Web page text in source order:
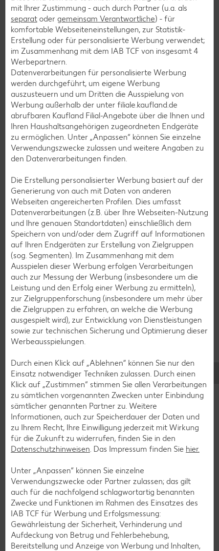
Fleisch-Rezepte
Fisch-Rezepte
Geflügel-Rezepte
Lamm-Rezepte
Grill-Rezepte
Muffin-Rezepte
Apfelkuchen-Rezepte
Schokokuchen-Rezepte
Torten-Rezepte
Eis-Rezepte
Pfannkuchen-Rezepte
Plätzchen-Rezepte
Smoothie-Rezepte
Bowle-Rezepte
Cocktail-Rezepte
Avocado-Rezepte
Erdbeer-Rezepte
Blaubeer-Rezepte
Bananen-Rezepte
Zurück zu allen Rezepten
mit Ihrer Zustimmung - auch durch Partner (u.a. als
separat oder gemeinsam Verantwortliche) - für
komfortable Webseiteneinstellungen, zur Statistik-
Erstellung oder für personalisierte Werbung verwendet;
im Zusammenhang mit dem IAB TCF von insgesamt 4
Werbepartnern.
Datenverarbeitungen für personalisierte Werbung
werden durchgeführt, um eigene Werbung
auszusteuern und um Dritten die Ausspielung von
Werbung außerhalb der unter filiale.kaufland.de
abrufbaren Kaufland Filial-Angebote über die Ihnen und
Ihren Haushaltsangehörigen zugeordneten Endgeräte
zu ermöglichen. Unter „Anpassen“ können Sie einzelne
Verwendungszwecke zulassen und weitere Angaben zu
den Datenverarbeitungen finden.
Die Erstellung personalisierter Werbung basiert auf der
Generierung von auch mit Daten von anderen
Webseiten angereicherten Profilen. Dies umfasst
Datenverarbeitungen (z.B. über Ihre Webseiten-Nutzung
und Ihre genauen Standortdaten) einschließlich dem
Speichern von und/oder dem Zugriff auf Informationen
auf Ihren Endgeräten zur Erstellung von Zielgruppen
(sog. Segmenten). Im Zusammenhang mit dem
Ausspielen dieser Werbung erfolgen Verarbeitungen
auch zur Messung der Werbung (insbesondere um die
Leistung und den Erfolg einer Werbung zu ermitteln),
zur Zielgruppenforschung (insbesondere um mehr über
die Zielgruppen zu erfahren, an welche die Werbung
ausgespielt wird), zur Entwicklung von Dienstleistungen
sowie zur technischen Sicherung und Optimierung dieser
Werbeausspielungen.
Durch einen Klick auf „Ablehnen“ können Sie nur den
Einsatz notwendiger Techniken zulassen. Durch einen
Klick auf „Zustimmen“ stimmen Sie allen Verarbeitungen
zu sämtlichen vorgenannten Zwecken unter Einbindung
sämtlicher genannten Partner zu. Weitere
Informationen, auch zur Speicherdauer der Daten und
zu Ihrem Recht, Ihre Einwilligung jederzeit mit Wirkung
für die Zukunft zu widerrufen, finden Sie in den
Datenschutzhinweisen . Das Impressum finden Sie hier.
Unter „Anpassen“ können Sie einzelne
Verwendungszwecke oder Partner zulassen; das gilt
auch für die nachfolgend schlagwortartig benannten
Zwecke und Funktionen im Rahmen des Einsatzes des
IAB TCF für Werbung und Erfolgsmessung:
Gewährleistung der Sicherheit, Verhinderung und
Aufdeckung von Betrug und Fehlerbehebung,
Bereitstellung und Anzeige von Werbung und Inhalten,